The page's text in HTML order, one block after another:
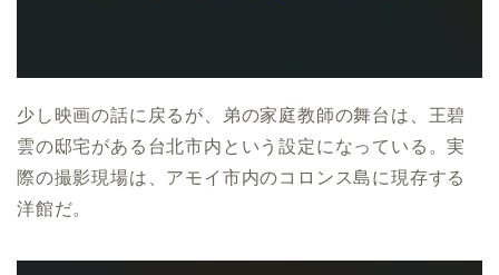
少し映画の話に戻るが、弟の家庭教師の舞台は、王碧
雲の邸宅がある台北市内という設定になっている。実
際の撮影現場は、アモイ市内のコロンス島に現存する
洋館だ。